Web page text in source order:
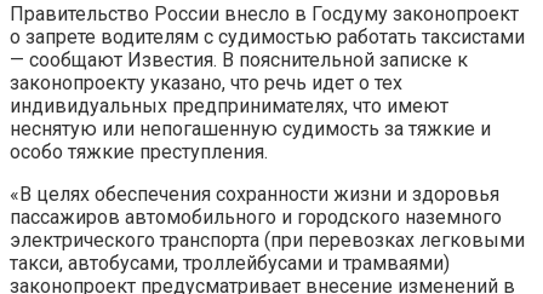
Правительство России внесло в Госдуму законопроект
о запрете водителям с судимостью работать таксистами
— сообщают Известия. В пояснительной записке к
законопроекту указано, что речь идет о тех
индивидуальных предпринимателях, что имеют
неснятую или непогашенную судимость за тяжкие и
особо тяжкие преступления.
«В целях обеспечения сохранности жизни и здоровья
пассажиров автомобильного и городского наземного
электрического транспорта (при перевозках легковыми
такси, автобусами, троллейбусами и трамваями)
законопроект предусматривает внесение изменений в